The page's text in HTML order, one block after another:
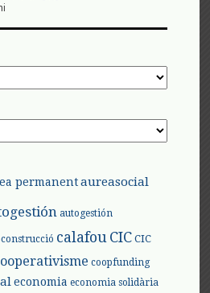
permanent aureasocial
autogestión
calafouCIC CIC
coopfunding
economia economia solidària